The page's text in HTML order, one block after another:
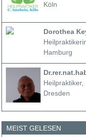
Köln
Dorothea
Hamburg
Heilpraktiker,
Dresden
MEIST GELESEN